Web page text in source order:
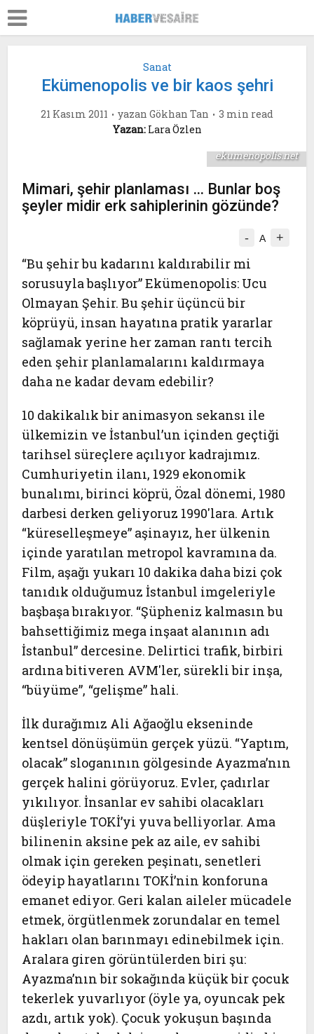
Sanat
Ekümenopolis ve bir kaos şehri
21 Kasım 2011 yazan Gökhan Tan
3 min read
Yazan:Lara Özlen
ekumenopolis.net
Mimari, şehir planlaması … Bunlar boş
şeyler midir erk sahiplerinin gözünde?
- A +
“Bu şehir bu kadarını kaldırabilir mi
sorusuyla başlıyor”Ekümenopolis: Ucu
Olmayan Şehir. Bu şehir üçüncü bir
köprüyü, insan hayatına pratik yararlar
sağlamak yerine her zaman rantı tercih
eden şehir planlamalarını kaldırmaya
daha ne kadar devam edebilir?
10 dakikalık bir animasyon sekansı ile
ülkemizin ve İstanbul’un içinden geçtiği
tarihsel süreçlere açılıyor kadrajımız.
Cumhuriyetin ilanı, 1929 ekonomik
bunalımı, birinci köprü, Özal dönemi, 1980
darbesi derken geliyoruz 1990'lara. Artık
“küreselleşmeye” aşinayız, her ülkenin
içinde yaratılan metropol kavramına da.
Film, aşağı yukarı 10 dakika daha bizi çok
tanıdık olduğumuz İstanbul imgeleriyle
başbaşa bırakıyor. “Şüpheniz kalmasın bu
bahsettiğimiz mega inşaat alanının adı
İstanbul” dercesine. Delirtici trafik, birbiri
ardına bitiveren AVM'ler, sürekli bir inşa,
“büyüme”, “gelişme” hali.
İlk durağımız Ali Ağaoğlu ekseninde
kentsel dönüşümün gerçek yüzü. “Yaptım,
olacak” sloganının gölgesinde Ayazma’nın
gerçek halini görüyoruz. Evler, çadırlar
yıkılıyor. İnsanlar ev sahibi olacakları
düşleriyle TOKİ’yi yuva belliyorlar. Ama
bilinenin aksine pek az aile, ev sahibi
olmak için gereken peşinatı, senetleri
ödeyip hayatlarını TOKİ’nin konforuna
emanet ediyor. Geri kalan aileler mücadele
etmek, örgütlenmek zorundalar en temel
hakları olan barınmayı edinebilmek için.
Aralara giren görüntülerden biri şu:
Ayazma’nın bir sokağında küçük bir çocuk
tekerlek yuvarlıyor (öyle ya, oyuncak pek
azdı, artık yok). Çocuk yokuşun başında